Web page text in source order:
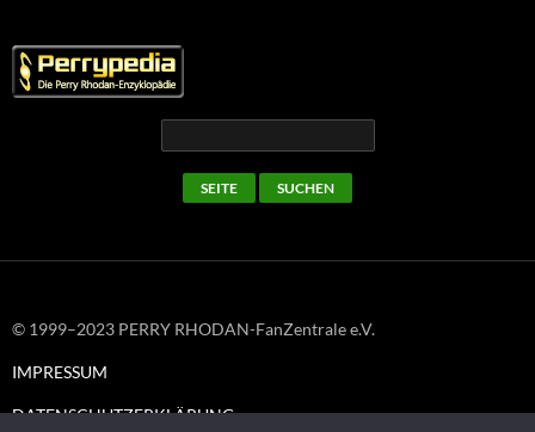
© 1999–2023 PERRY RHODAN-FanZentrale e.V.
IMPRESSUM
DATENSCHUTZERKLÄRUNG